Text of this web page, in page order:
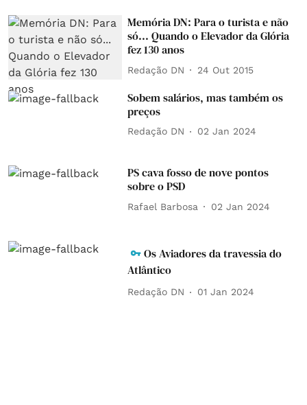
Memória DN: Para o turista e não
só... Quando o Elevador da Glória
fez 130 anos
Redação DN 24 Out 2015
Sobem salários, mas também os
preços
Redação DN 02 Jan 2024
PS cava fosso de nove pontos
sobre o PSD
Rafael Barbosa 02 Jan 2024
Os Aviadores da travessia do
Atlântico
Redação DN 01 Jan 2024